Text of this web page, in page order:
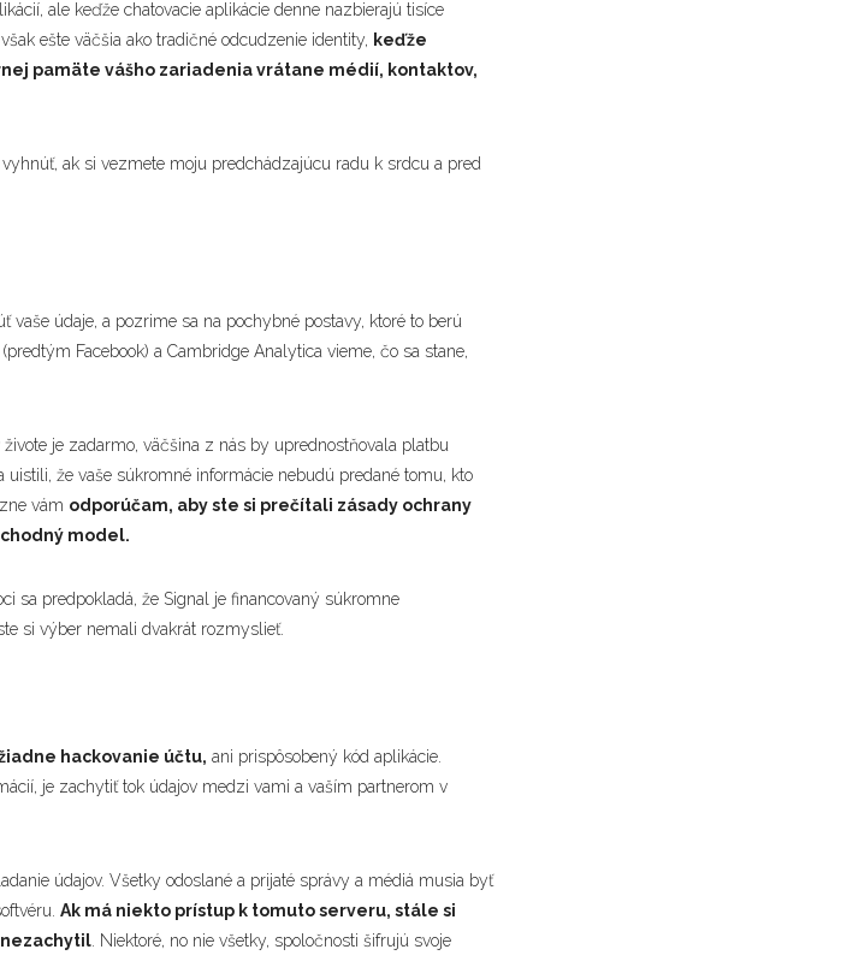
ale keďže chatovacie aplikácie denne nazbierajú tisíce
ešte väčšia ako tradičné odcudzenie identity, keďže
pamäte vášho zariadenia vrátane médií, kontaktov,
ak si vezmete moju predchádzajúcu radu k srdcu a pred
údaje, a pozrime sa na pochybné postavy, ktoré to berú
Facebook) a Cambridge Analytica vieme, čo sa stane,
je zadarmo, väčšina z nás by uprednostňovala platbu
že vaše súkromné informácie nebudú predané tomu, kto
vám odporúčam, aby ste si prečítali zásady ochrany
model.
sa predpokladá, že Signal je financovaný súkromne
si výber nemali dvakrát rozmyslieť.
hackovanie účtu, ani prispôsobený kód aplikácie.
je zachytiť tok údajov medzi vami a vaším partnerom v
údajov. Všetky odoslané a prijaté správy a médiá musia byť
Ak má niekto prístup k tomuto serveru, stále si
nezachytil . Niektoré, no nie všetky, spoločnosti šifrujú svoje